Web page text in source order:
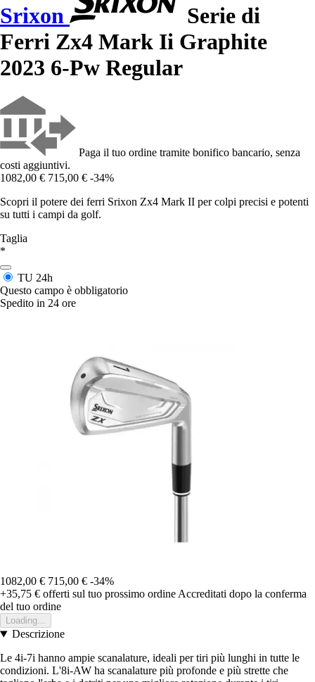
Srixon
Serie di
Ferri Zx4 Mark Ii Graphite
2023 6-Pw Regular
Paga il tuo ordine tramite bonifico bancario, senza
costi aggiuntivi.
1082,00 € 715,00 € -34%
Scopri il potere dei ferri Srixon Zx4 Mark II per colpi precisi e potenti
su tutti i campi da golf.
Taglia
*
TU 24h
Questo campo è obbligatorio
Spedito in 24 ore
1082,00 € 715,00 € -34%
+35,75 € offerti sul tuo prossimo ordine Accreditati dopo la conferma
del tuo ordine
Loading...
Descrizione
Le 4i-7i hanno ampie scanalature, ideali per tiri più lunghi in tutte le
condizioni. L'8i-AW ha scanalature più profonde e più strette che